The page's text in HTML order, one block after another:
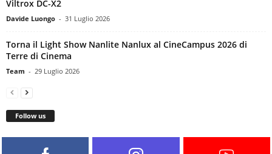
Viltrox DC-X2
Davide Luongo - 31 Luglio 2026
Torna il Light Show Nanlite Nanlux al CineCampus 2026 di
Terre di Cinema
Team - 29 Luglio 2026
Follow us